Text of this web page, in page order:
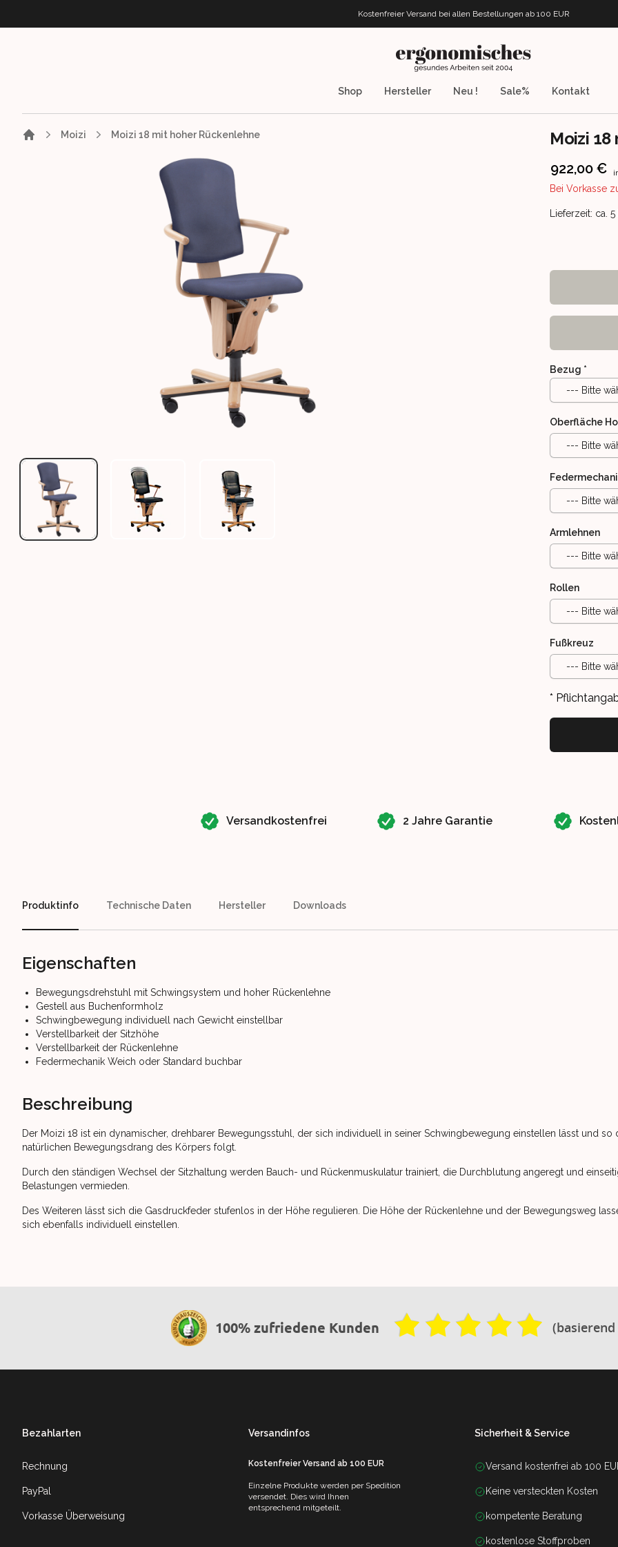
Kostenfreier Versand bei allen Bestellungen ab 100 EUR
ergonomisches.de
Shop Hersteller Neu ! Sale% Kontakt
Moizi 18
Product
922,00 €
Bei Vorkasse
Product
Lieferzeit: ca.
Moizi Moizi 18 mit hoher Rückenlehne
MOIZI 18 - KONFIGURATION (BEZUGSFARBE ZUR VERANSCHAULICHUNG)
MOIZI 18 MIT HOHER RÜCKENLEHNEMOIZI 18 MIT HOHER RÜCKENLEHNE
Bezug *
--- Bitte
Oberfläche
--- Bitte
--- Bitte
Armlehnen
--- Bitte
Rollen
--- Bitte
Fußkreuz
--- Bitte
*
Versandkostenfrei 2 Jahre Garantie
Produktinfo Technische Daten Hersteller Downloads
Eigenschaften
Bewegungsdrehstuhl mit Schwingsystem und hoher Rückenlehne
Gestell aus Buchenformholz
Schwingbewegung individuell nach Gewicht einstellbar
Verstellbarkeit der Sitzhöhe
Verstellbarkeit der Rückenlehne
Federmechanik Weich oder Standard buchbar
Beschreibung
Der Moizi 18 ist ein dynamischer, drehbarer Bewegungsstuhl, der sich individuell in seiner Schwingbewegung einstellen lässt und so
natürlichen Bewegungsdrang des Körpers folgt.
Durch den ständigen Wechsel der Sitzhaltung werden Bauch- und Rückenmuskulatur trainiert, die Durchblutung angeregt und
Belastungen vermieden.
Des Weiteren lässt sich die Gasdruckfeder stufenlos in der Höhe regulieren. Die Höhe der Rückenlehne und der Bewegungsweg
sich ebenfalls individuell einstellen.
100% zufriedene Kunden
Bezahlarten
Rechnung
PayPal
Vorkasse Überweisung
Versandinfos
Kostenfreier Versand ab 100 EUR
Einzelne Produkte werden per Spedition
versendet. Dies wird Ihnen
entsprechend mitgeteilt.
Sicherheit & Service
Versand kostenfrei ab 100
Keine versteckten Kosten
kompetente Beratung
kostenlose Stoffproben